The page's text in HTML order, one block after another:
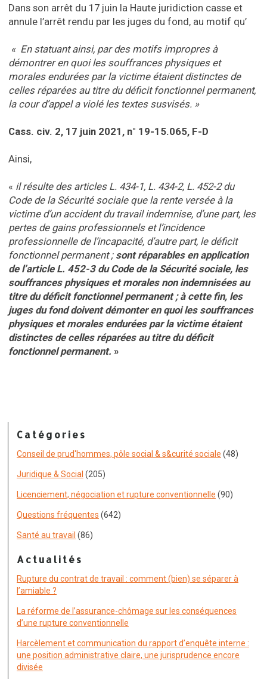
Dans son arrêt du 17 juin la Haute juridiction casse et
annule l’arrêt rendu par les juges du fond, au motif qu’
« En statuant ainsi, par des motifs impropres à
démontrer en quoi les souffrances physiques et
morales endurées par la victime étaient distinctes de
celles réparées au titre du déficit fonctionnel permanent,
la cour d’appel a violé les textes susvisés. »
Cass. civ. 2, 17 juin 2021, n° 19-15.065, F-D
Ainsi,
« il résulte des articles L. 434-1, L. 434-2, L. 452-2 du
Code de la Sécurité sociale que la rente versée à la
victime d’un accident du travail indemnise, d’une part, les
pertes de gains professionnels et l’incidence
professionnelle de l’incapacité, d’autre part, le déficit
fonctionnel permanent ; sont réparables en application
de l’article L. 452-3 du Code de la Sécurité sociale, les
souffrances physiques et morales non indemnisées au
titre du déficit fonctionnel permanent ; à cette fin, les
juges du fond doivent démonter en quoi les souffrances
physiques et morales endurées par la victime étaient
distinctes de celles réparées au titre du déficit
fonctionnel permanent. »
Catégories
Conseil de prud'hommes, pôle social & s&curité sociale (48)
Juridique & Social (205)
Licenciement, négociation et rupture conventionnelle (90)
Questions fréquentes (642)
Santé au travail (86)
Actualités
Rupture du contrat de travail : comment (bien) se séparer à
l’amiable ?
La réforme de l’assurance-chômage sur les conséquences
d’une rupture conventionnelle
Harcèlement et communication du rapport d’enquête interne :
une position administrative claire, une jurisprudence encore
divisée